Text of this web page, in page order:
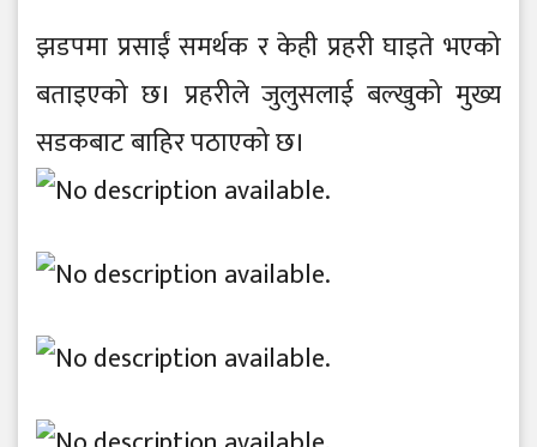
झडपमा प्रसाईं समर्थक र केही प्रहरी घाइते भएको
बताइएको छ। प्रहरीले जुलुसलाई बल्खुको मुख्य
सडकबाट बाहिर पठाएको छ।